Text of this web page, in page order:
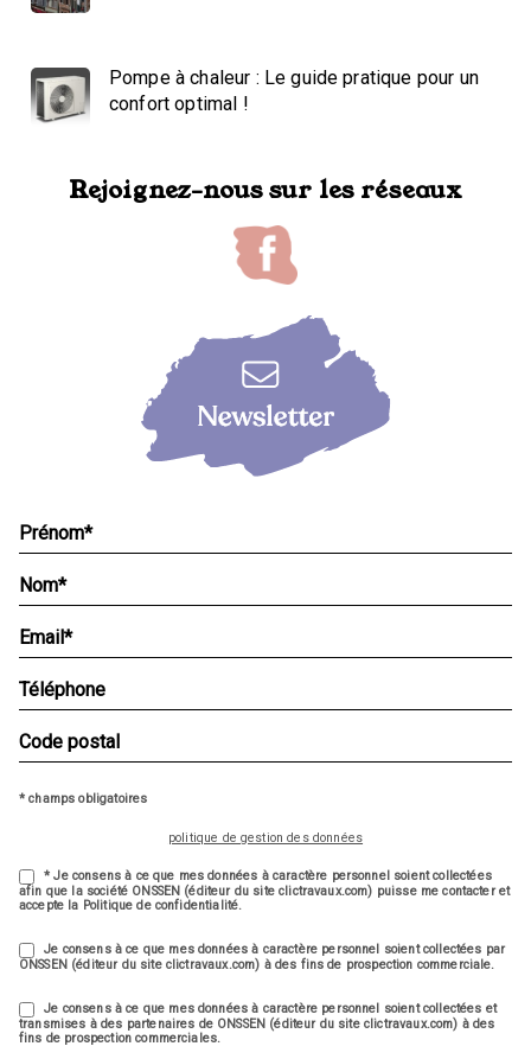
Pompe à chaleur : Le guide pratique pour un
confort optimal !
Rejoignez-nous sur les réseaux
* champs obligatoires
politique de gestion des données
* Je consens à ce que mes données à caractère personnel soient collectées
afin que la société ONSSEN (éditeur du site clictravaux.com) puisse me contacter et
accepte la Politique de confidentialité.
Je consens à ce que mes données à caractère personnel soient collectées par
ONSSEN (éditeur du site clictravaux.com) à des fins de prospection commerciale.
Je consens à ce que mes données à caractère personnel soient collectées et
transmises à des partenaires de ONSSEN (éditeur du site clictravaux.com) à des
fins de prospection commerciales.